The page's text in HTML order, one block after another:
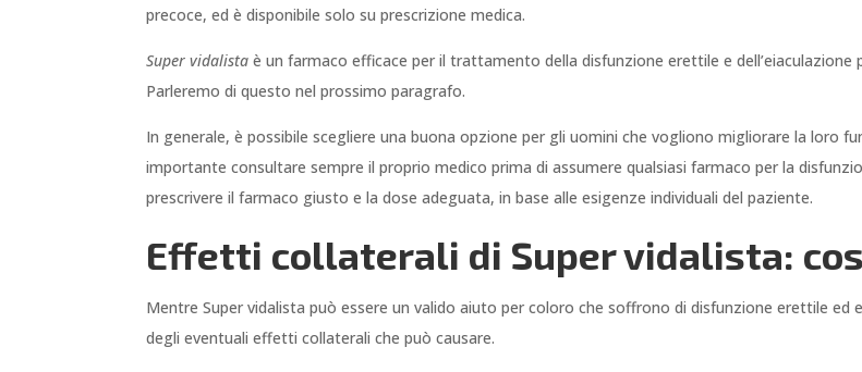
precoce, ed è disponibile solo su prescrizione medica.
Super vidalista è un farmaco efficace per il trattamento della disfunzione erettile e
Parleremo di questo nel prossimo paragrafo.
In generale, è possibile scegliere una buona opzione per gli uomini che vogliono migliorare la loro
importante consultare sempre il proprio medico prima di assumere qualsiasi farmaco per la
prescrivere il farmaco giusto e la dose adeguata, in base alle esigenze individuali del paziente.
Effetti collaterali di Super vidalista:
Mentre Super vidalista può essere un valido aiuto per coloro che soffrono di disfunzione erettile ed
degli eventuali effetti collaterali che può causare.